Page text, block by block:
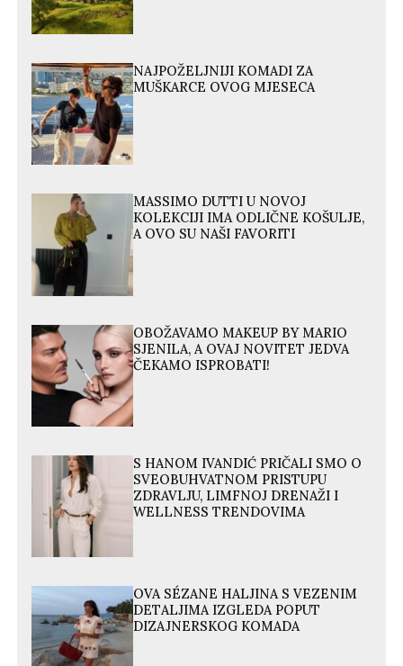
NAJPOŽELJNIJI KOMADI ZA
MUŠKARCE OVOG MJESECA
MASSIMO DUTTI U NOVOJ
KOLEKCIJI IMA ODLIČNE KOŠULJE,
A OVO SU NAŠI FAVORITI
OBOŽAVAMO MAKEUP BY MARIO
SJENILA, A OVAJ NOVITET JEDVA
ČEKAMO ISPROBATI!
S HANOM IVANDIĆ PRIČALI SMO O
SVEOBUHVATNOM PRISTUPU
ZDRAVLJU, LIMFNOJ DRENAŽI I
WELLNESS TRENDOVIMA
OVA SÉZANE HALJINA S VEZENIM
DETALJIMA IZGLEDA POPUT
DIZAJNERSKOG KOMADA